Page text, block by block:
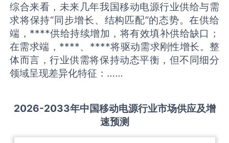
综合来看，未来几年我国移动电源行业供给与需
求将保持“同步增长、结构匹配”的态势。在供给
端，****供给持续增加，将有效填补供给缺口；
在需求端，****、****将驱动需求刚性增长。整
体而言，行业供需将保持动态平衡，但不同细分
领域呈现差异化特征：……
2026-2033年中国移动电源行业市场供应及增
速预测